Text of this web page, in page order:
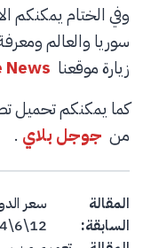
وفي الختام يمكنكم
سوريا والعالم
زيارة موقعنا News
كما يمكنكم تحميل
من جوجل بلاي .
navigation
المقالة
السابقة:
سعر
12\6\2024